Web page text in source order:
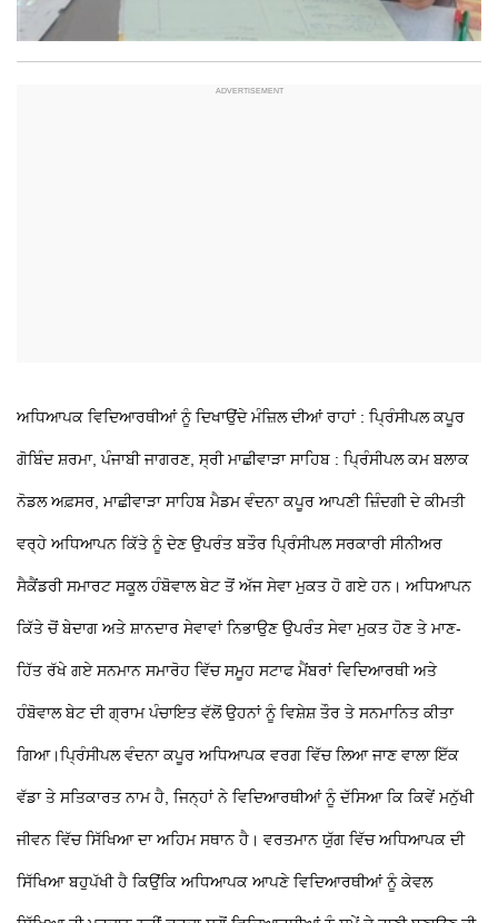
ਅਧਿਆਪਕ ਵਿਦਿਆਰਥੀਆਂ ਨੂੰ ਦਿਖਾਉਂਦੇ ਮੰਜ਼ਿਲ ਦੀਆਂ ਰਾਹਾਂ : ਪ੍ਰਿੰਸੀਪਲ ਕਪੂਰ
ਗੋਬਿੰਦ ਸ਼ਰਮਾ, ਪੰਜਾਬੀ ਜਾਗਰਣ, ਸ੍ਰੀ ਮਾਛੀਵਾੜਾ ਸਾਹਿਬ : ਪ੍ਰਿੰਸੀਪਲ ਕਮ ਬਲਾਕ
ਨੋਡਲ ਅਫ਼ਸਰ, ਮਾਛੀਵਾੜਾ ਸਾਹਿਬ ਮੈਡਮ ਵੰਦਨਾ ਕਪੂਰ ਆਪਣੀ ਜ਼ਿੰਦਗੀ ਦੇ ਕੀਮਤੀ
ਵਰ੍ਹੇ ਅਧਿਆਪਨ ਕਿੱਤੇ ਨੂੰ ਦੇਣ ਉਪਰੰਤ ਬਤੌਰ ਪ੍ਰਿੰਸੀਪਲ ਸਰਕਾਰੀ ਸੀਨੀਅਰ
ਸੈਕੈਂਡਰੀ ਸਮਾਰਟ ਸਕੂਲ ਹੰਬੋਵਾਲ ਬੇਟ ਤੋਂ ਅੱਜ ਸੇਵਾ ਮੁਕਤ ਹੋ ਗਏ ਹਨ। ਅਧਿਆਪਨ
ਕਿੱਤੇਚੋਂ ਬੇਦਾਗ ਅਤੇ ਸ਼ਾਨਦਾਰ ਸੇਵਾਵਾਂ ਨਿਭਾਉਣ ਉਪਰੰਤ ਸੇਵਾ ਮੁਕਤ ਹੋਣ ਤੇ ਮਾਣ-
ਹਿੱਤ ਰੱਖੇ ਗਏ ਸਨਮਾਨ ਸਮਾਰੋਹ ਵਿੱਚ ਸਮੂਹ ਸਟਾਫ ਮੈਂਬਰਾਂ ਵਿਦਿਆਰਥੀ ਅਤੇ
ਹੰਬੋਵਾਲ ਬੇਟ ਦੀ ਗ੍ਰਾਮ ਪੰਚਾਇਤ ਵੱਲੋਂ ਉਹਨਾਂ ਨੂੰ ਵਿਸ਼ੇਸ਼ ਤੌਰ ਤੇ ਸਨਮਾਨਿਤ ਕੀਤਾ
ਗਿਆ।ਪ੍ਰਿੰਸੀਪਲ ਵੰਦਨਾ ਕਪੂਰ ਅਧਿਆਪਕ ਵਰਗ ਵਿੱਚ ਲਿਆ ਜਾਣ ਵਾਲਾ ਇੱਕ
ਵੱਡਾ ਤੇ ਸਤਿਕਾਰਤ ਨਾਮ ਹੈ, ਜਿਨ੍ਹਾਂ ਨੇ ਵਿਦਿਆਰਥੀਆਂ ਨੂੰ ਦੱਸਿਆ ਕਿ ਕਿਵੇਂ ਮਨੁੱਖੀ
ਜੀਵਨ ਵਿੱਚ ਸਿੱਖਿਆ ਦਾ ਅਹਿਮ ਸਥਾਨ ਹੈ। ਵਰਤਮਾਨ ਯੁੱਗ ਵਿੱਚ ਅਧਿਆਪਕ ਦੀ
ਸਿੱਖਿਆ ਬਹੁਪੱਖੀ ਹੈ ਕਿਉਂਕਿ ਅਧਿਆਪਕ ਆਪਣੇ ਵਿਦਿਆਰਥੀਆਂ ਨੂੰ ਕੇਵਲ